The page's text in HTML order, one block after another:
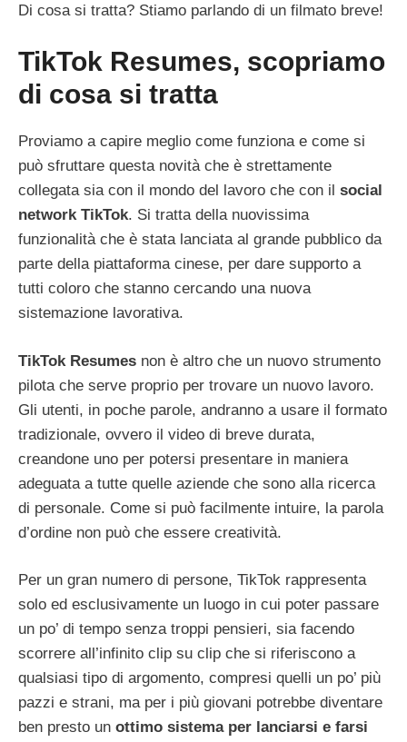
Di cosa si tratta? Stiamo parlando di un filmato breve!
TikTok Resumes, scopriamo
di cosa si tratta
Proviamo a capire meglio come funziona e come si
può sfruttare questa novità che è strettamente
collegata sia con il mondo del lavoro che con il social
network TikTok. Si tratta della nuovissima
funzionalità che è stata lanciata al grande pubblico da
parte della piattaforma cinese, per dare supporto a
tutti coloro che stanno cercando una nuova
sistemazione lavorativa.
TikTok Resumes non è altro che un nuovo strumento
pilota che serve proprio per trovare un nuovo lavoro.
Gli utenti, in poche parole, andranno a usare il formato
tradizionale, ovvero il video di breve durata,
creandone uno per potersi presentare in maniera
adeguata a tutte quelle aziende che sono alla ricerca
di personale. Come si può facilmente intuire, la parola
d’ordine non può che essere creatività.
Per un gran numero di persone, TikTok rappresenta
solo ed esclusivamente un luogo in cui poter passare
un po’ di tempo senza troppi pensieri, sia facendo
scorrere all’infinito clip su clip che si riferiscono a
qualsiasi tipo di argomento, compresi quelli un po’ più
pazzi e strani, ma per i più giovani potrebbe diventare
ben presto un ottimo sistema per lanciarsi e farsi